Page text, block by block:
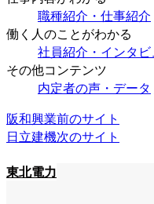
職種紹介・仕事紹介
働く人のことがわかる
社員紹介・インタビ
その他コンテンツ
内定者の声・データ
阪和興業前のサイト
日立建機次のサイト
東北電力